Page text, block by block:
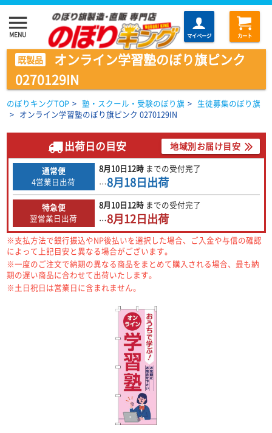
menu
MENU マイページ カート
既製品
オンライン学習塾のぼり旗ピンク
0270129IN
のぼりキングTOP > 塾・スクール・受験のぼり旗 > 生徒募集のぼり旗
> オンライン学習塾のぼり旗ピンク 0270129IN
出荷日の目安 地域別お届け目安
通常便
4営業日出荷
8月10日12時 までの受付完了
…8月18日出荷
特急便
翌営業日出荷
8月10日12時 までの受付完了
…8月12日出荷
※支払方法で銀行振込やNP後払いを選択した場合、ご入金や与信の確認
によって上記目安と異なる場合がございます。
※一度のご注文で納期の異なる商品をまとめて購入される場合、最も納
期の遅い商品に合わせて出荷いたします。
※土日祝日は営業日に含まれません。